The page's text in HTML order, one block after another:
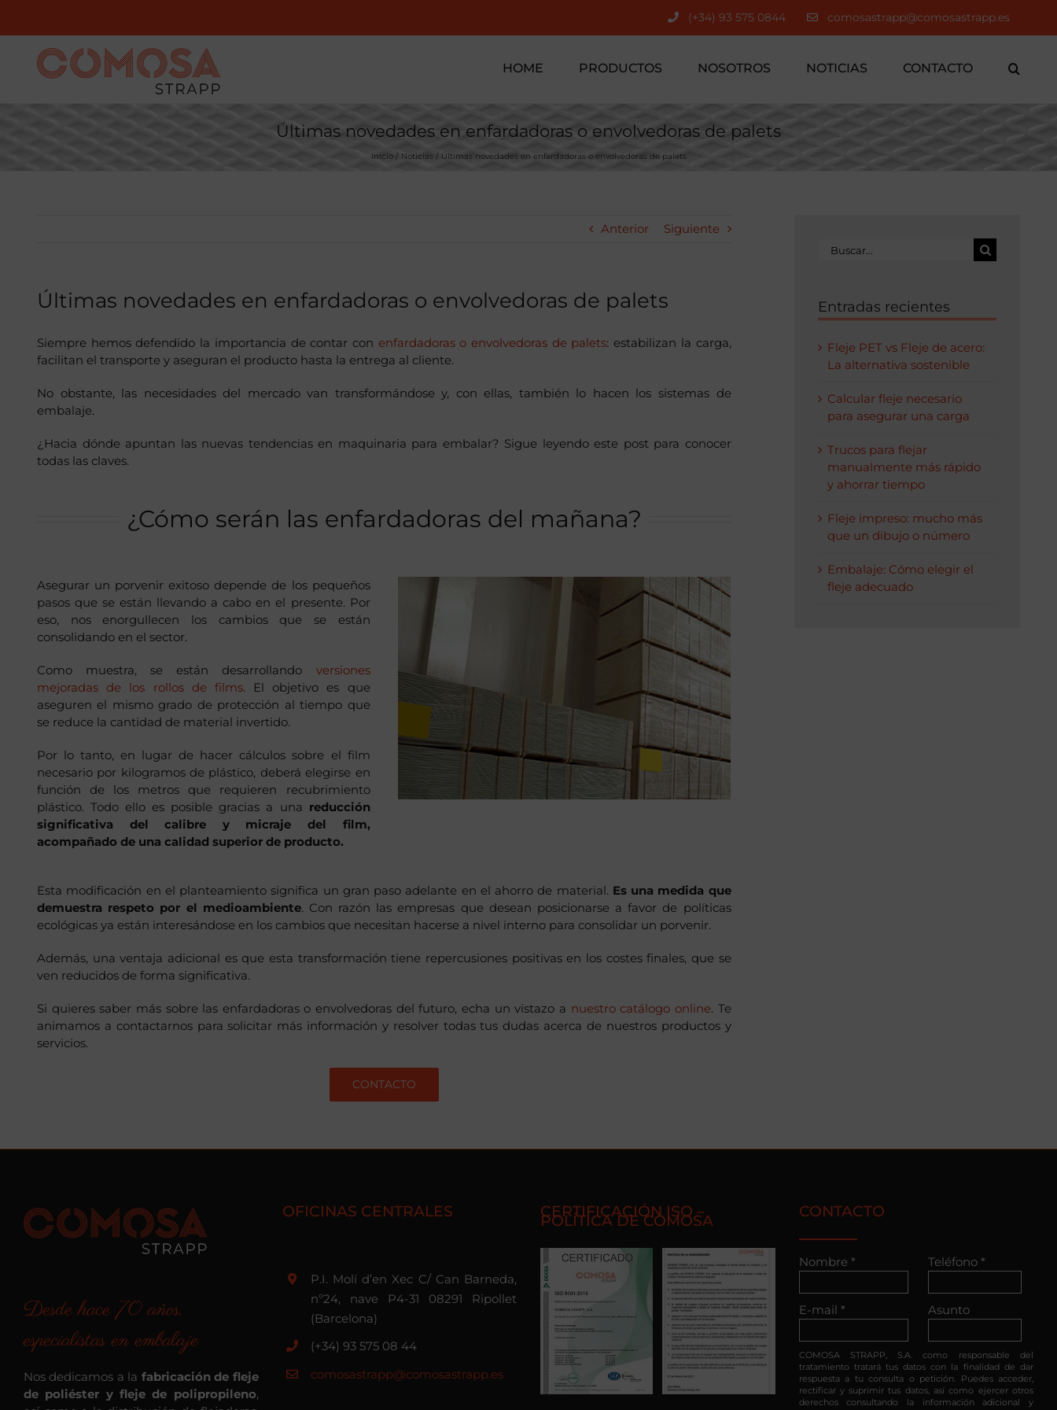
(+34) 93 575 0844 comosastrapp@comosastrapp.es
HOME PRODUCTOS NOSOTROS NOTICIAS CONTACTO
Últimas novedades en enfardadoras o envolvedoras de palets
Inicio Noticias Últimas novedades en enfardadoras o envolvedoras de palets
Anterior Siguiente
Últimas novedades en enfardadoras o envolvedoras de palets
Siempre hemos defendido la importancia de contar con enfardadoras o envolvedoras de palets: estabilizan la carga,
facilitan el transporte y aseguran el producto hasta la entrega al cliente.
No obstante, las necesidades del mercado van transformándose y, con ellas, también lo hacen los sistemas de
embalaje.
¿Hacia dónde apuntan las nuevas tendencias en maquinaria para embalar? Sigue leyendo este post para conocer
todas las claves.
¿Cómo serán las enfardadoras del mañana?
Asegurar un porvenir exitoso depende de los pequeños
pasos que se están llevando a cabo en el presente. Por
eso, nos enorgullecen los cambios que se están
consolidando en el sector.
Como muestra, se están desarrollando versiones
mejoradas de los rollos de films. El objetivo es que
aseguren el mismo grado de protección al tiempo que
se reduce la cantidad de material invertido.
Por lo tanto, en lugar de hacer cálculos sobre el film
necesario por kilogramos de plástico, deberá elegirse en
función de los metros que requieren recubrimiento
plástico. Todo ello es posible gracias a una reducción
significativa del calibre y micraje del film,
acompañado de una calidad superior de producto.
Esta modificación en el planteamiento significa un gran paso adelante en el ahorro de material. Es una medida que
demuestra respeto por el medioambiente. Con razón las empresas que desean posicionarse a favor de políticas
ecológicas ya están interesándose en los cambios que necesitan hacerse a nivel interno para consolidar un porvenir.
Además, una ventaja adicional es que esta transformación tiene repercusiones positivas en los costes finales, que se
ven reducidos de forma significativa.
Si quieres saber más sobre las enfardadoras o envolvedoras del futuro, echa un vistazo a nuestro catálogo online. Te
animamos a contactarnos para solicitar más información y resolver todas tus dudas acerca de nuestros productos y
servicios.
CONTACTO
Buscar:
Entradas recientes
Fleje PET vs Fleje de acero:
La alternativa sostenible
Calcular fleje necesario
para asegurar una carga
Trucos para flejar
manualmente más rápido
y ahorrar tiempo
Fleje impreso: mucho más
que un dibujo o número
Embalaje: Cómo elegir el
fleje adecuado
Desde hace 70 años,
especialistas en embalaje
Nos dedicamos a la fabricación de fleje
de poliéster y fleje de polipropileno,
OFICINAS CENTRALES
P.I. Molí d’en Xec C/ Can Barneda,
nº24, nave P4-31 08291 Ripollet
(Barcelona)
(+34) 93 575 08 44
comosastrapp@comosastrapp.es
CERTIFICACIÓN ISO –
POLÍTICA DE COMOSA
CONTACTO
Nombre * Teléfono *
E-mail * Asunto
COMOSA STRAPP, S.A. como responsable del
tratamiento tratará tus datos con la finalidad de dar
respuesta a tu consulta o petición. Puedes acceder,
rectificar y suprimir tus datos, así como ejercer otros
derechos consultando la información adicional y